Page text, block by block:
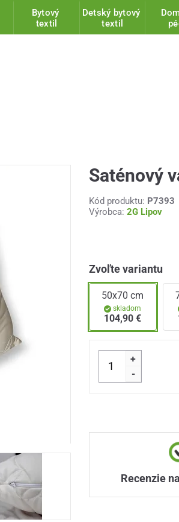
Bytový
textil
Detský bytový
textil
Saténový
Kód produktu: P7393
Výrobca: 2G Lipov
Zvoľte variantu
50x70 cm
skladom
104,90 €
+
-
Recenzie